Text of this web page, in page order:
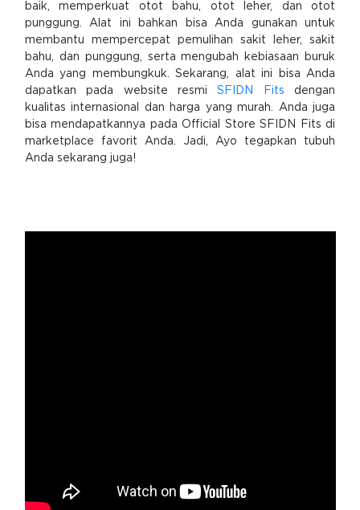
baik, memperkuat otot bahu, otot leher, dan otot
punggung. Alat ini bahkan bisa Anda gunakan untuk
membantu mempercepat pemulihan sakit leher, sakit
bahu, dan punggung, serta mengubah kebiasaan buruk
Anda yang membungkuk. Sekarang, alat ini bisa Anda
dapatkan pada website resmiSFIDN Fits dengan
kualitas internasional dan harga yang murah. Anda juga
bisa mendapatkannya pada Official Store SFIDN Fits di
marketplace favorit Anda. Jadi, Ayo tegapkan tubuh
Anda sekarang juga!